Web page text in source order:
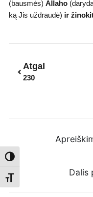
Toggle High Contrast
Toggle Font size
(bausmės) Allaho
ką Jis uždraudė) ir
Atgal
230
Dalis